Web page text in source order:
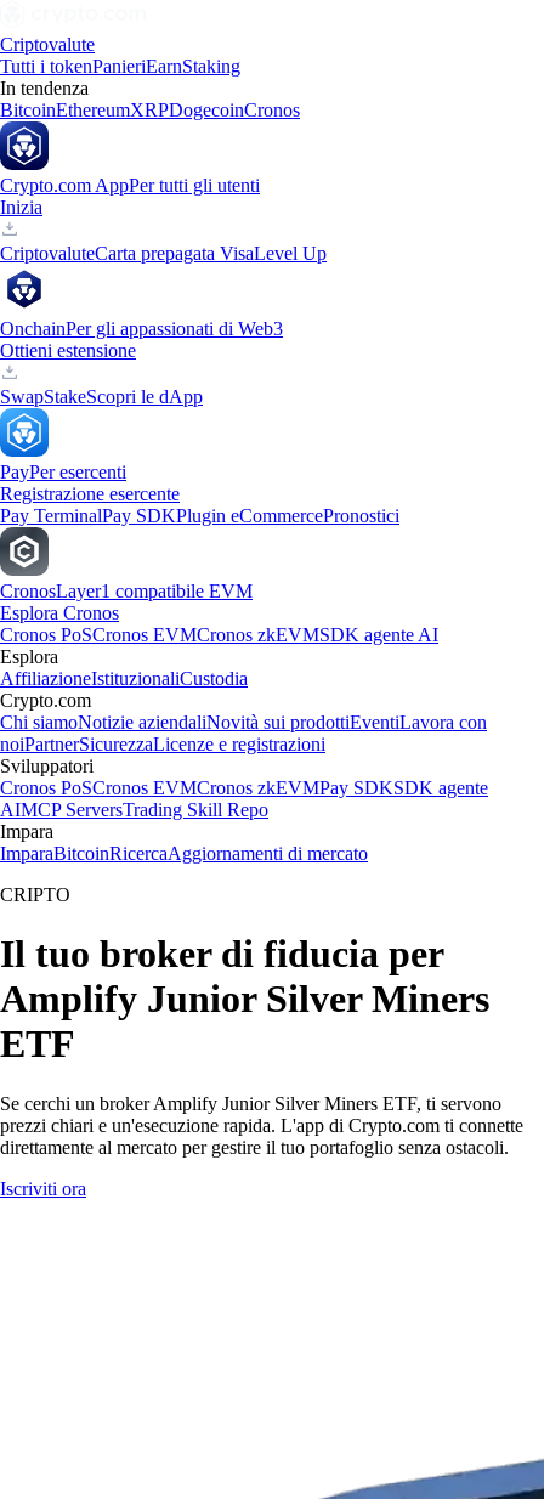
Criptovalute
Tutti i tokenPanieriEarnStaking
In tendenza
BitcoinEthereumXRPDogecoinCronos
Crypto.com AppPer tutti gli utenti
Inizia
CriptovaluteCarta prepagata VisaLevel Up
OnchainPer gli appassionati di Web3
Ottieni estensione
SwapStakeScopri le dApp
PayPer esercenti
Registrazione esercente
Pay TerminalPay SDKPlugin eCommercePronostici
CronosLayer1 compatibile EVM
Esplora Cronos
Cronos PoSCronos EVMCronos zkEVMSDK agente AI
Esplora
AffiliazioneIstituzionaliCustodia
Crypto.com
Chi siamoNotizie aziendaliNovità sui prodottiEventiLavora con
noiPartnerSicurezzaLicenze e registrazioni
Sviluppatori
Cronos PoSCronos EVMCronos zkEVMPay SDKSDK agente
AIMCP ServersTrading Skill Repo
Impara
ImparaBitcoinRicercaAggiornamenti di mercato
CRIPTO
Il tuo broker di fiducia per
Amplify Junior Silver Miners
ETF
Se cerchi un broker Amplify Junior Silver Miners ETF, ti servono
prezzi chiari e un'esecuzione rapida. L'app di Crypto.com ti connette
direttamente al mercato per gestire il tuo portafoglio senza ostacoli.
Iscriviti ora